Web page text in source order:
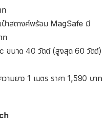
ท
ป๋าสตางค์พร้อม MagSafe มี
ท
ขนาด 40 วัตต์ (สูงสุด 60 วัตต์)
ามยาว 1 เมตร ราคา 1,590 บาท